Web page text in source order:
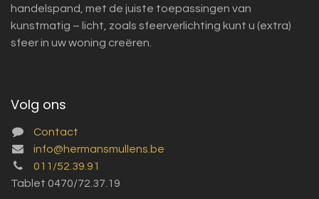
handelspand, met de juiste toepassingen van
kunstmatig – licht, zoals sfeerverlichting kunt u (extra)
sfeer in uw woning creëren.
Volg ons
Contact
info@hermansmullens.be
011/52.39.91
Tablet 0470/72.37.19